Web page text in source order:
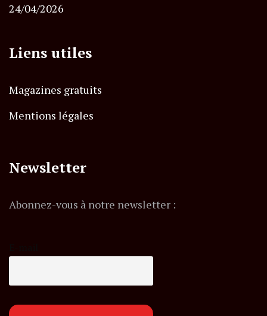
24/04/2026
Liens utiles
Magazines gratuits
Mentions légales
Newsletter
Abonnez-vous à notre newsletter :